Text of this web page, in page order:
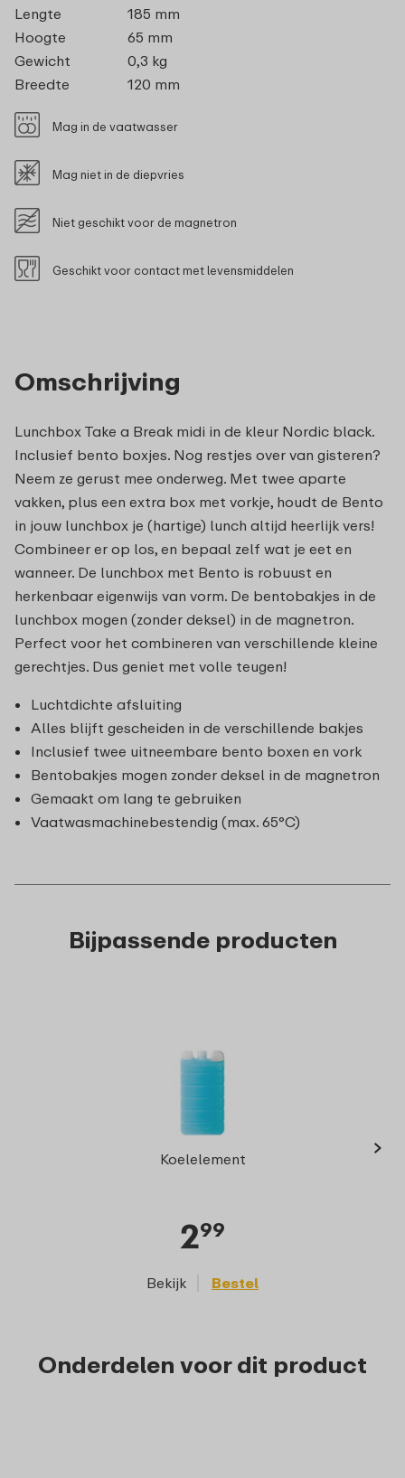
Omschrijving
Lunchbox Take a Break midi in de kleur Nordic black.
Inclusief bento boxjes. Nog restjes over van gisteren?
Neem ze gerust mee onderweg. Met twee aparte
vakken, plus een extra box met vorkje, houdt de Bento
in jouw lunchbox je (hartige) lunch altijd heerlijk vers!
Combineer er op los, en bepaal zelf wat je eet en
wanneer. De lunchbox met Bento is robuust en
herkenbaar eigenwijs van vorm. De bentobakjes in de
lunchbox mogen (zonder deksel) in de magnetron.
Perfect voor het combineren van verschillende kleine
gerechtjes. Dus geniet met volle teugen!
Luchtdichte afsluiting
Alles blijft gescheiden in de verschillende bakjes
Inclusief twee uitneembare bento boxen en vork
Bentobakjes mogen zonder deksel in de magnetron
Gemaakt om lang te gebruiken
Vaatwasmachinebestendig (max. 65°C)
Lengte
185 mm
Hoogte
65 mm
Gewicht
0,3 kg
Breedte
120 mm
Mag in de vaatwasser
Mag niet in de diepvries
Niet geschikt voor de magnetron
Geschikt voor contact met levensmiddelen
Bijpassende producten
Koelelement
299
Bekijk Bestel
›
Onderdelen voor dit product